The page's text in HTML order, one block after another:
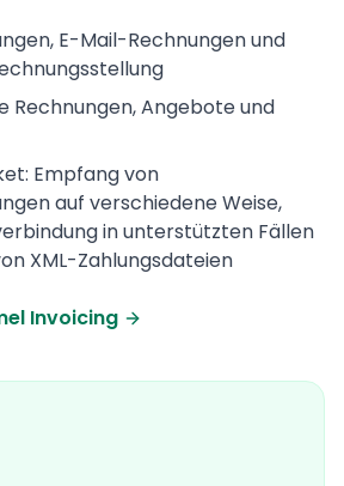
E-Mail-Rechnungen und
Rechnungen, Angebote und
Empfang von
auf verschiedene Weise,
in unterstützten Fällen
XML-Zahlungsdateien
Invoicing